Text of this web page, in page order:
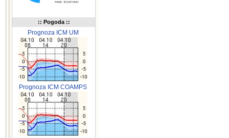
:: Pogoda ::
Prognoza ICM UM
Prognoza ICM COAMPS